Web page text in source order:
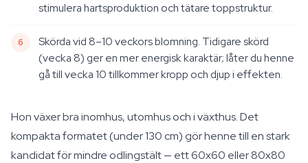
stimulera hartsproduktion och tätare toppstruktur.
Skörda vid 8–10 veckors blomning. Tidigare skörd
(vecka 8) ger en mer energisk karaktär; låter du henne
gå till vecka 10 tillkommer kropp och djup i effekten.
Hon växer bra inomhus, utomhus och i växthus. Det
kompakta formatet (under 130 cm) gör henne till en stark
kandidat för mindre odlingstält — ett 60x60 eller 80x80